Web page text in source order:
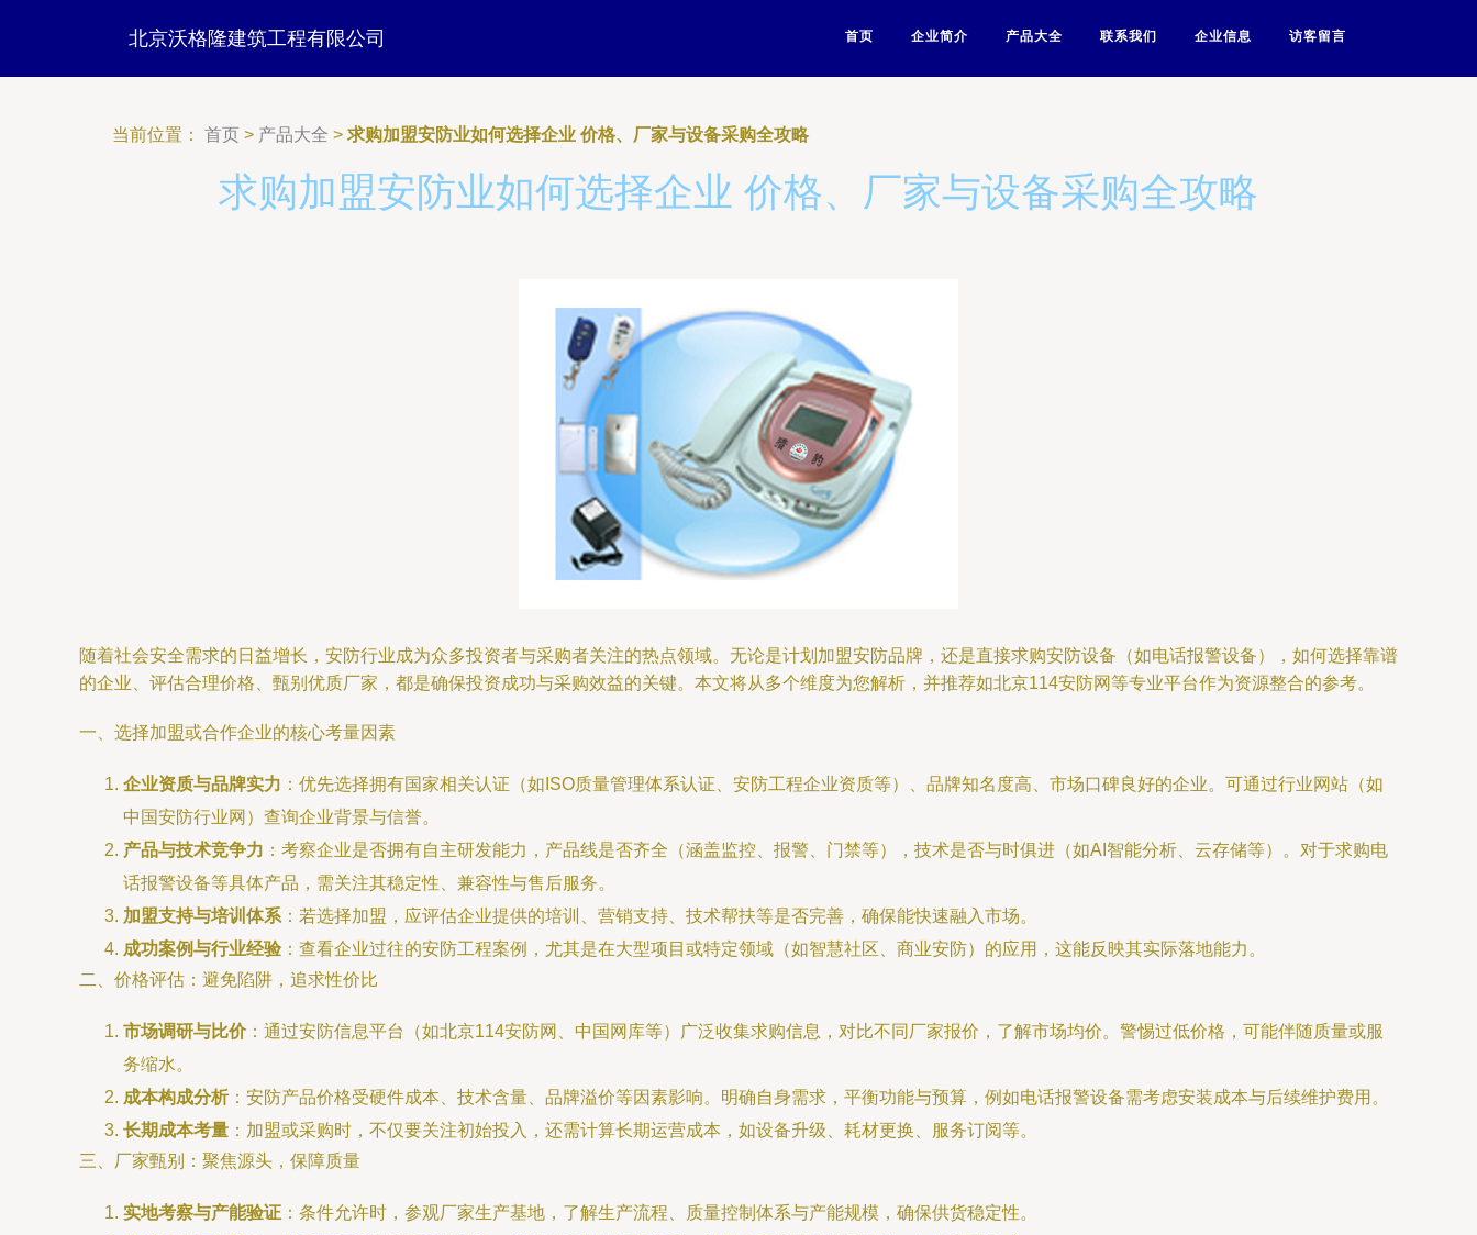
北京沃格隆建筑工程有限公司 首页 企业简介 产品大全 联系我们 企业信息 访客留言
当前位置： 首页 > 产品大全 > 求购加盟安防业如何选择企业 价格、厂家与设备采购全攻略
求购加盟安防业如何选择企业 价格、厂家与设备采购全攻略
随着社会安全需求的日益增长，安防行业成为众多投资者与采购者关注的热点领域。无论是计划加盟安防品牌，还是直接求购安防设备（如电话报警设备），如何选择靠谱
的企业、评估合理价格、甄别优质厂家，都是确保投资成功与采购效益的关键。本文将从多个维度为您解析，并推荐如北京114安防网等专业平台作为资源整合的参考。
一、选择加盟或合作企业的核心考量因素
企业资质与品牌实力 ：优先选择拥有国家相关认证（如ISO质量管理体系认证、安防工程企业资质等）、品牌知名度高、市场口碑良好的企业。可通过行业网站（如
中国安防行业网）查询企业背景与信誉。
产品与技术竞争力 ：考察企业是否拥有自主研发能力，产品线是否齐全（涵盖监控、报警、门禁等），技术是否与时俱进（如AI智能分析、云存储等）。对于求购电
话报警设备等具体产品，需关注其稳定性、兼容性与售后服务。
加盟支持与培训体系 ：若选择加盟，应评估企业提供的培训、营销支持、技术帮扶等是否完善，确保能快速融入市场。
成功案例与行业经验 ：查看企业过往的安防工程案例，尤其是在大型项目或特定领域（如智慧社区、商业安防）的应用，这能反映其实际落地能力。
二、价格评估：避免陷阱，追求性价比
市场调研与比价：通过安防信息平台（如北京114安防网、中国网库等）广泛收集求购信息，对比不同厂家报价，了解市场均价。警惕过低价格，可能伴随质量或服
务缩水。
成本构成分析：安防产品价格受硬件成本、技术含量、品牌溢价等因素影响。明确自身需求，平衡功能与预算，例如电话报警设备需考虑安装成本与后续维护费用。
长期成本考量 ：加盟或采购时，不仅要关注初始投入，还需计算长期运营成本，如设备升级、耗材更换、服务订阅等。
三、厂家甄别：聚焦源头，保障质量
实地考察与产能验证 ：条件允许时，参观厂家生产基地，了解生产流程、质量控制体系与产能规模，确保供货稳定性。